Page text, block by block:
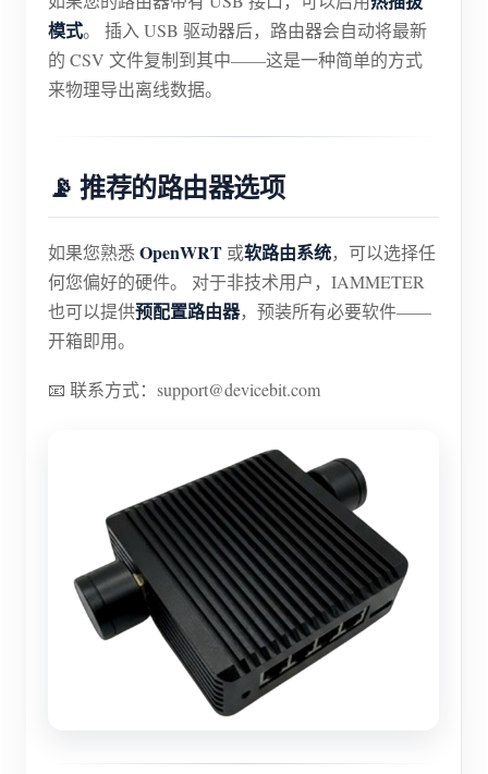
模式。 插入 USB 驱动器后，路由器会自动将最新
的 CSV 文件复制到其中——这是一种简单的方式
来物理导出离线数据。
📡 推荐的路由器选项
如果您熟悉OpenWRT 或软路由系统，可以选择任
何您偏好的硬件。 对于非技术用户，IAMMETER
也可以提供预配置路由器，预装所有必要软件——
开箱即用。
📧 联系方式：support@devicebit.com